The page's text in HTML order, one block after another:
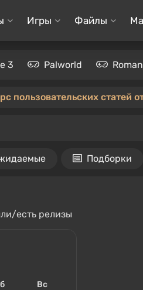
Игры Файлы
3 Palworld
пользовательских статей
Подборки
есть релизы
Вс